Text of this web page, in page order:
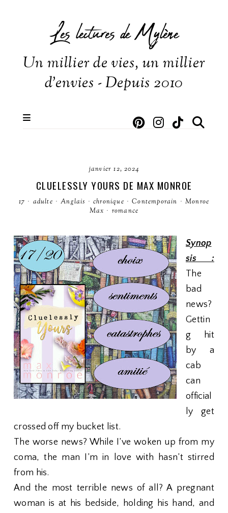
Les lectures de Mylène
Un millier de vies, un millier
d'envies - Depuis 2010
janvier 12, 2024
CLUELESSLY YOURS DE MAX MONROE
17 · adulte · Anglais · chronique · Contemporain · Monroe
Max · romance
Synop
sis :
The
bad
news?
Gettin
g hit
by a
cab
can
official
ly get
crossed off my bucket list.
The worse news? While I’ve woken up from my
coma, the man I’m in love with hasn’t stirred
from his.
And the most terrible news of all? A pregnant
woman is at his bedside, holding his hand, and